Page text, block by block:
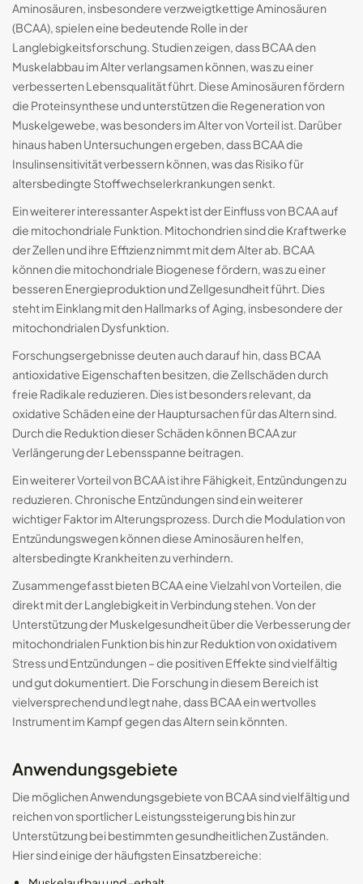
Aminosäuren, insbesondere verzweigtkettige Aminosäuren
(BCAA), spielen eine bedeutende Rolle in der
Langlebigkeitsforschung. Studien zeigen, dass BCAA den
Muskelabbau im Alter verlangsamen können, was zu einer
verbesserten Lebensqualität führt. Diese Aminosäuren fördern
die Proteinsynthese und unterstützen die Regeneration von
Muskelgewebe, was besonders im Alter von Vorteil ist. Darüber
hinaus haben Untersuchungen ergeben, dass BCAA die
Insulinsensitivität verbessern können, was das Risiko für
altersbedingte Stoffwechselerkrankungen senkt.
Ein weiterer interessanter Aspekt ist der Einfluss von BCAA auf
die mitochondriale Funktion. Mitochondrien sind die Kraftwerke
der Zellen und ihre Effizienz nimmt mit dem Alter ab. BCAA
können die mitochondriale Biogenese fördern, was zu einer
besseren Energieproduktion und Zellgesundheit führt. Dies
steht im Einklang mit den Hallmarks of Aging, insbesondere der
mitochondrialen Dysfunktion.
Forschungsergebnisse deuten auch darauf hin, dass BCAA
antioxidative Eigenschaften besitzen, die Zellschäden durch
freie Radikale reduzieren. Dies ist besonders relevant, da
oxidative Schäden eine der Hauptursachen für das Altern sind.
Durch die Reduktion dieser Schäden können BCAA zur
Verlängerung der Lebensspanne beitragen.
Ein weiterer Vorteil von BCAA ist ihre Fähigkeit, Entzündungen zu
reduzieren. Chronische Entzündungen sind ein weiterer
wichtiger Faktor im Alterungsprozess. Durch die Modulation von
Entzündungswegen können diese Aminosäuren helfen,
altersbedingte Krankheiten zu verhindern.
Zusammengefasst bieten BCAA eine Vielzahl von Vorteilen, die
direkt mit der Langlebigkeit in Verbindung stehen. Von der
Unterstützung der Muskelgesundheit über die Verbesserung der
mitochondrialen Funktion bis hin zur Reduktion von oxidativem
Stress und Entzündungen – die positiven Effekte sind vielfältig
und gut dokumentiert. Die Forschung in diesem Bereich ist
vielversprechend und legt nahe, dass BCAA ein wertvolles
Instrument im Kampf gegen das Altern sein könnten.
Anwendungsgebiete
Die möglichen Anwendungsgebiete von BCAA sind vielfältig und
reichen von sportlicher Leistungssteigerung bis hin zur
Unterstützung bei bestimmten gesundheitlichen Zuständen.
Hier sind einige der häufigsten Einsatzbereiche: